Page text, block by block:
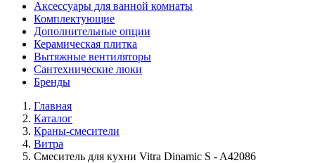
Аксессуары для ванной комнаты
Комплектующие
Дополнительные опции
Керамическая плитка
Вытяжные вентиляторы
Сантехнические люки
Бренды
Главная
Каталог
Краны-смесители
Витра
Смеситель для кухни Vitra Dinamic S - A42086